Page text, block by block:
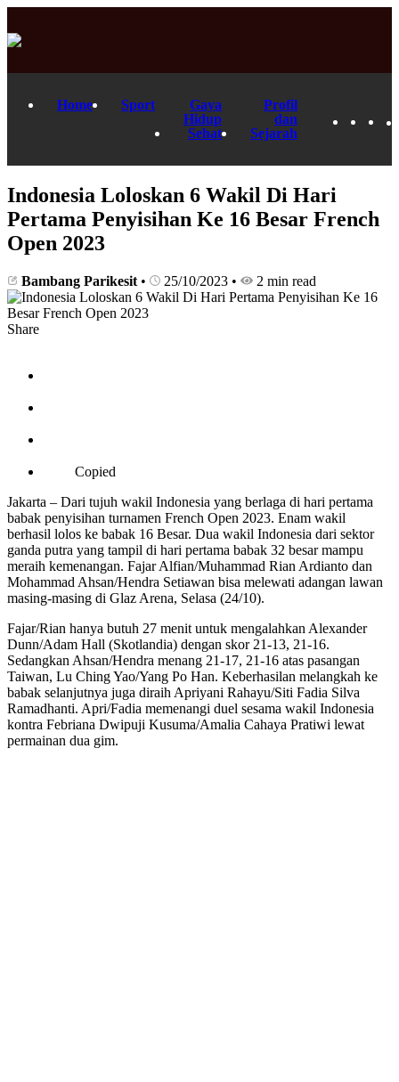
Home Sport
Gaya
Hidup
Sehat
Profil
dan
Sejarah
Indonesia Loloskan 6 Wakil Di Hari
Pertama Penyisihan Ke 16 Besar French
Open 2023
Bambang Parikesit • 25/10/2023 • 2 min read
Share
Copied
Jakarta – Dari tujuh wakil Indonesia yang berlaga di hari pertama
babak penyisihan turnamen French Open 2023. Enam wakil
berhasil lolos ke babak 16 Besar. Dua wakil Indonesia dari sektor
ganda putra yang tampil di hari pertama babak 32 besar mampu
meraih kemenangan. Fajar Alfian/Muhammad Rian Ardianto dan
Mohammad Ahsan/Hendra Setiawan bisa melewati adangan lawan
masing-masing di Glaz Arena, Selasa (24/10).
Fajar/Rian hanya butuh 27 menit untuk mengalahkan Alexander
Dunn/Adam Hall (Skotlandia) dengan skor 21-13, 21-16.
Sedangkan Ahsan/Hendra menang 21-17, 21-16 atas pasangan
Taiwan, Lu Ching Yao/Yang Po Han. Keberhasilan melangkah ke
babak selanjutnya juga diraih Apriyani Rahayu/Siti Fadia Silva
Ramadhanti. Apri/Fadia memenangi duel sesama wakil Indonesia
kontra Febriana Dwipuji Kusuma/Amalia Cahaya Pratiwi lewat
permainan dua gim.